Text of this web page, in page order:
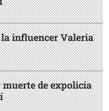
influencer Valeria
de expolicía